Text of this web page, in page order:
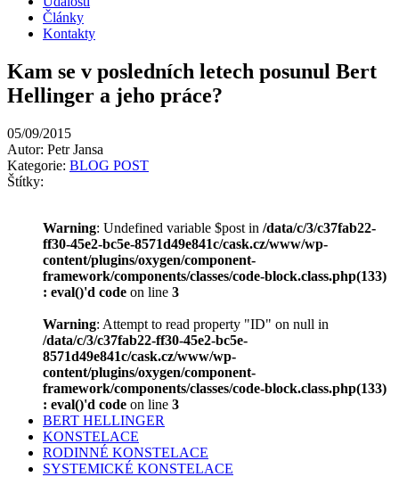
Články
Kontakty
Kam se v posledních letech posunul Bert
Hellinger a jeho práce?
05/09/2015
Autor: Petr Jansa
Kategorie: BLOG POST
Štítky:
Warning: Undefined variable $post in /data/c/3/c37fab22-
ff30-45e2-bc5e-8571d49e841c/cask.cz/www/wp-
content/plugins/oxygen/component-
framework/components/classes/code-block.class.php(133)
: eval()'d code on line 3
Warning: Attempt to read property "ID" on null in
/data/c/3/c37fab22-ff30-45e2-bc5e-
8571d49e841c/cask.cz/www/wp-
content/plugins/oxygen/component-
framework/components/classes/code-block.class.php(133)
: eval()'d code on line 3
BERT HELLINGER
KONSTELACE
RODINNÉ KONSTELACE
SYSTEMICKÉ KONSTELACE